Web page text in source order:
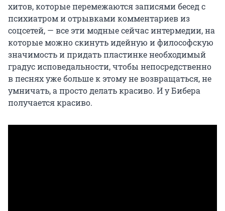
хитов, которые перемежаются записями бесед с
психиатром и отрывками комментариев из
соцсетей, — все эти модные сейчас интермедии, на
которые можно скинуть идейную и философскую
значимость и придать пластинке необходимый
градус исповедальности, чтобы непосредственно
в песнях уже больше к этому не возвращаться, не
умничать, а просто делать красиво. И у Бибера
получается красиво.